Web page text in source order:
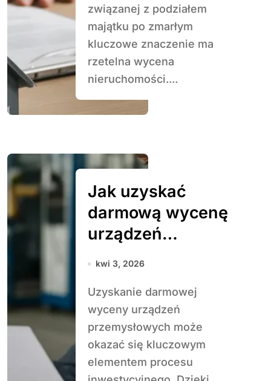
związanej z podziałem
majątku po zmarłym
kluczowe znaczenie ma
rzetelna wycena
nieruchomości....
Jak uzyskać
darmową wycenę
urządzeń
przemysłowych
kwi 3, 2026
Uzyskanie darmowej
wyceny urządzeń
przemysłowych może
okazać się kluczowym
elementem procesu